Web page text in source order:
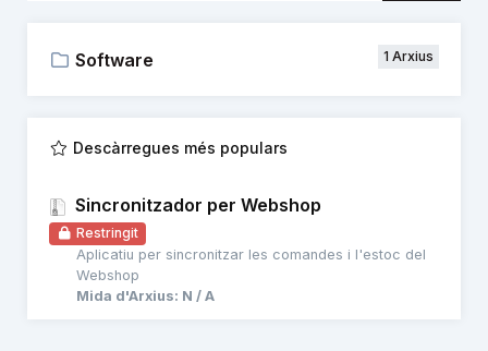
Software 1 Arxius
Descàrregues més populars
Sincronitzador per Webshop
Restringit
Aplicatiu per sincronitzar les comandes i l'estoc del
Webshop
Mida d'Arxius: N / A